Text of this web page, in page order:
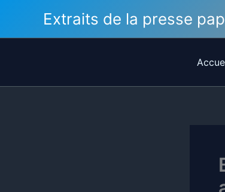
contenu
Extraits de la presse